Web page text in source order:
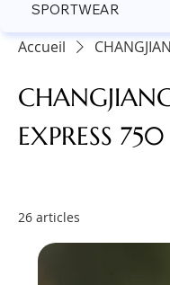
Accueil
EXPRESS 750
26 articles
SPORTWEAR